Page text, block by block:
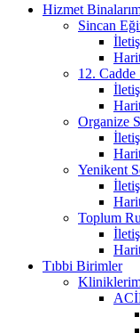
Hizmet
Sincan
12.
Organize
Yenikent
Toplum
Tıbbi Birimler